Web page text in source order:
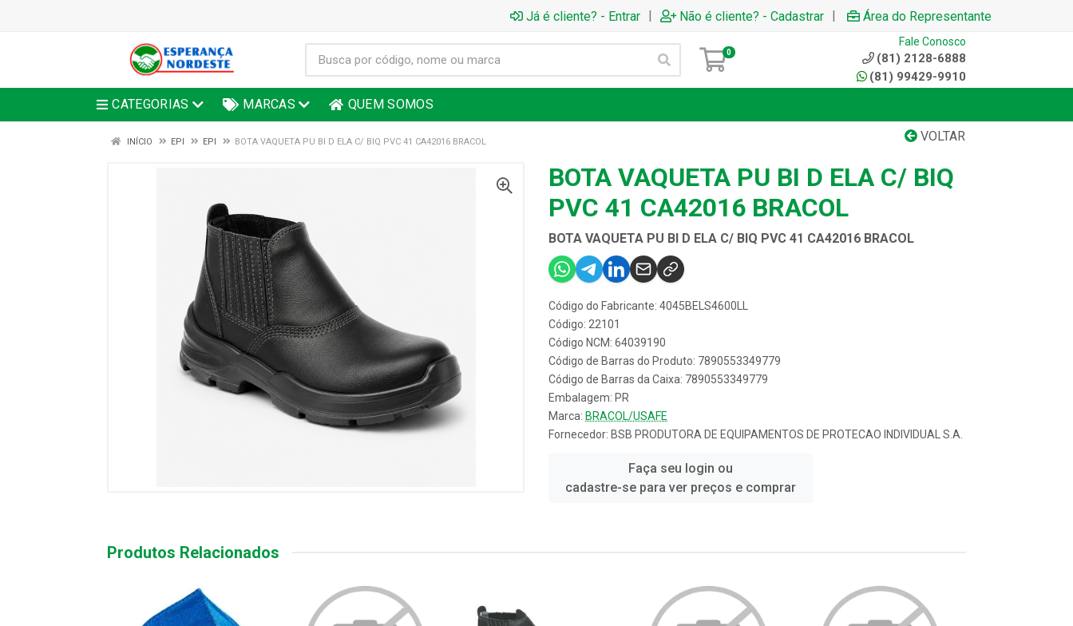
Já é cliente? - Entrar | Não é cliente? - Cadastrar | Área do Representante
0
Fale Conosco
(81) 2128-6888
(81) 99429-9910
CATEGORIAS MARCAS QUEM SOMOS
VOLTAR
INÍCIO EPI EPI BOTA VAQUETA PU BI D ELA C/ BIQ PVC 41 CA42016 BRACOL
BOTA VAQUETA PU BI D ELA C/ BIQ
PVC 41 CA42016 BRACOL
BOTA VAQUETA PU BI D ELA C/ BIQ PVC 41 CA42016 BRACOL
Código do Fabricante: 4045BELS4600LL
Código: 22101
Código NCM: 64039190
Código de Barras do Produto: 7890553349779
Código de Barras da Caixa: 7890553349779
Embalagem: PR
Marca: BRACOL/USAFE
Fornecedor: BSB PRODUTORA DE EQUIPAMENTOS DE PROTECAO INDIVIDUAL S.A.
Faça seu login ou
cadastre-se para ver preços e comprar
Produtos Relacionados